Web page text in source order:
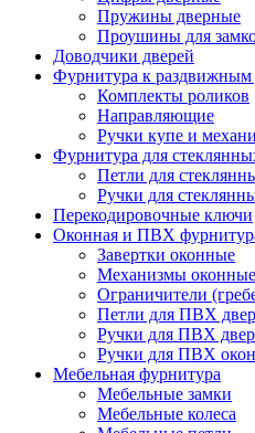
Пружины дверные
Проушины для
Доводчики дверей
Фурнитура к раздвижным
Комплекты роликов
Направляющие
Ручки купе и
Фурнитура для
Петли для
Ручки для
Перекодировочные ключи
Оконная и ПВХ
Завертки оконные
Механизмы оконные
Ограничители
Петли для ПВХ
Ручки для ПВХ
Ручки для ПВХ окон
Мебельная фурнитура
Мебельные замки
Мебельные колеса